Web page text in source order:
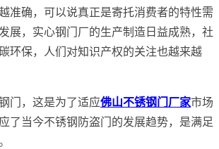
准确，可以说真正是寄托消费者的特性需
展，实心钢门厂的生产制造日益成熟，社
环保，人们对知识产权的关注也越来越
门，这是为了适应佛山不锈钢门厂家市场
了当今不锈钢防盗门的发展趋势，是满足